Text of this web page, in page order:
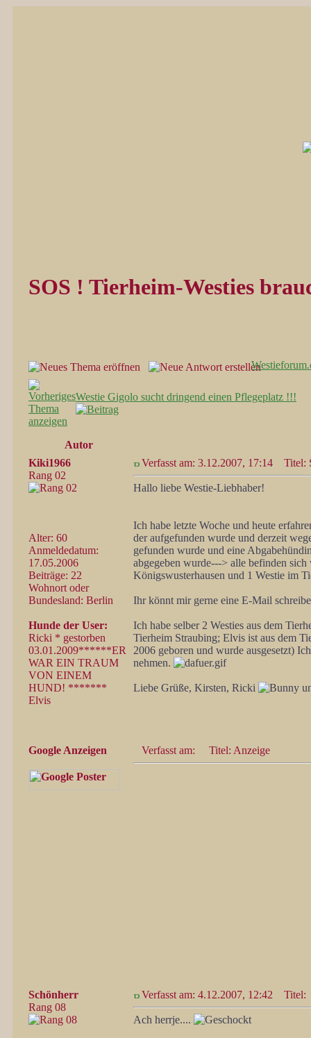
SOS ! Tierheim-Westies
Westie Gigolo sucht dringend einen Pflegeplatz !!!
Autor
Kiki1966
Rang 02
Alter: 60
Anmeldedatum:
17.05.2006
Beiträge: 22
Wohnort oder
Bundesland: Berlin
Hunde der User:
Ricki * gestorben
03.01.2009******ER
WAR EIN TRAUM
VON EINEM
HUND! *******
Elvis
Verfasst am: 3.12.2007, 17:14 Titel:
Hallo liebe Westie-Liebhaber!
Ich habe letzte Woche und heute
der aufgefunden wurde und derzeit
gefunden wurde und eine
abgegeben wurde---> alle befinden
Königswusterhausen und 1 Westie im
Ihr könnt mir gerne eine E-Mail
Ich habe selber 2 Westies aus dem
Tierheim Straubing; Elvis ist aus dem
2006 geboren und wurde ausgesetzt)
nehmen.
Liebe Grüße, Kirsten, Ricki
Google Anzeigen Verfasst am: Titel: Anzeige
Schönherr
Rang 08
Verfasst am: 4.12.2007, 12:42 Titel:
Ach herrje....